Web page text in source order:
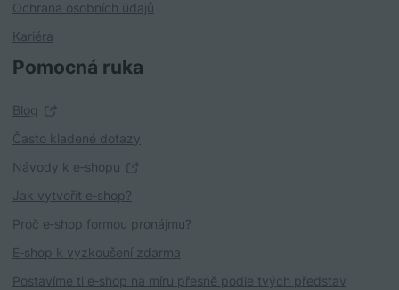
Ochrana osobních údajů
Kariéra
Pomocná ruka
Blog
Často kladené dotazy
Návody k e‑shopu
Jak vytvořit e‑shop?
Proč e‑shop formou pronájmu?
E‑shop k vyzkoušení zdarma
Postavíme ti e‑shop na míru přesně podle tvých představ